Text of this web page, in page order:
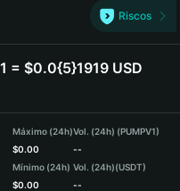
Riscos
= $0.0{5}1919 USD
Máximo (24h)
$0.00
Mínimo (24h)
$0.00
Vol. (24h) (PUMPV1)
--
Vol. (24h)(USDT)
--